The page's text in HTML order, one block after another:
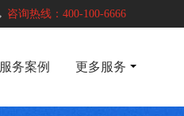
咨询热线：400-100-6666
服务案例 更多服务